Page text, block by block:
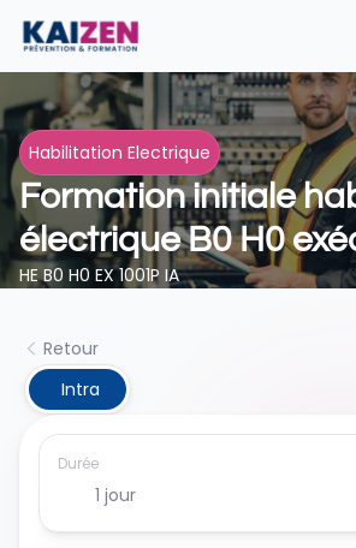
Habilitation Electrique
Formation initiale
électrique B0 H0
HE B0 H0 EX 1001P IA
Retour
Intra
Durée
1 jour